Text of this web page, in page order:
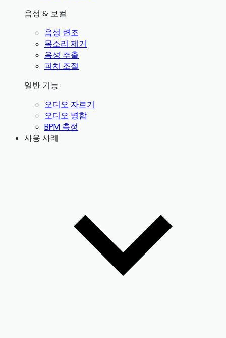
음성 & 보컬
음성 변조
목소리 제거
음성 추출
피치 조절
일반 기능
오디오 자르기
오디오 병합
BPM 측정
사용 사례